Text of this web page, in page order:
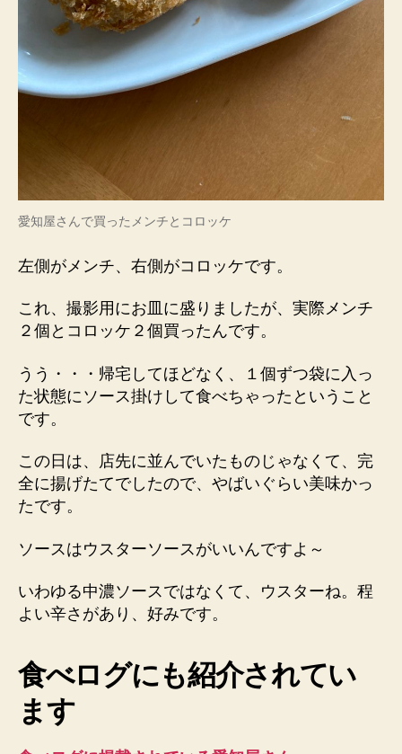
愛知屋さんで買ったメンチとコロッケ
左側がメンチ、右側がコロッケです。
これ、撮影用にお皿に盛りましたが、実際メンチ
２個とコロッケ２個買ったんです。
うう・・・帰宅してほどなく、１個ずつ袋に入っ
た状態にソース掛けして食べちゃったということ
です。
この日は、店先に並んでいたものじゃなくて、完
全に揚げたてでしたので、やばいぐらい美味かっ
たです。
ソースはウスターソースがいいんですよ～
いわゆる中濃ソースではなくて、ウスターね。程
よい辛さがあり、好みです。
食べログにも紹介されてい
ます